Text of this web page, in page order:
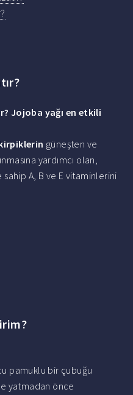
Jojoba yağı en etkili
güneşten ve
yardımcı olan,
A, B ve E vitaminlerini
pamuklu bir çubuğu
yatmadan önce